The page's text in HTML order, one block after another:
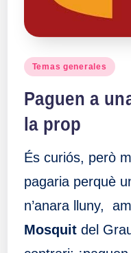
Publicado
Temas generales
Paguen a
la prop
És curiós, però
pagaria perquè
n’anara lluny,
Mosquitdel